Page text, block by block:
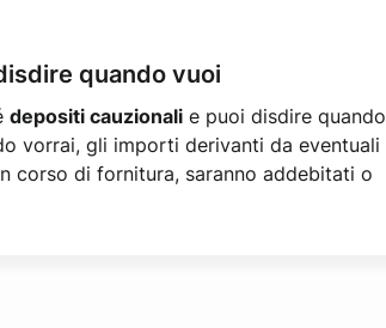
quando vuoi
depositi cauzionali e puoi disdire quando
vorrai, gli importi derivanti da eventuali
corso di fornitura, saranno addebitati o